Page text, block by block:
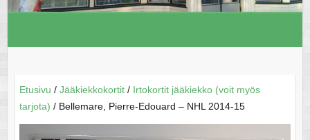
Etusivu / Jääkiekkokortit/ Irtokortit jääkiekko (voit myös
tarjota) / Bellemare, Pierre-Edouard – NHL 2014-15